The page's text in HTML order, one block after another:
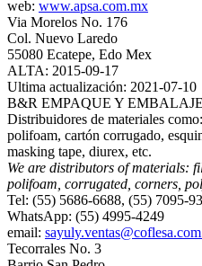
web: www.apsa.com.mx
Via Morelos No. 176
Col. Nuevo Laredo
55080 Ecatepe, Edo Mex
ALTA: 2015-09-17
Ultima actualización: 2021-07-10
B&R EMPAQUE Y
Distribuidores de materiales
polifoam, cartón corrugado,
masking tape, diurex, etc.
We are distributors of materials:
polifoam, corrugated, corners,
Tel: (55) 5686-6688, (55) 7095-
WhatsApp: (55) 4995-4249
email:
Tecorrales No. 3